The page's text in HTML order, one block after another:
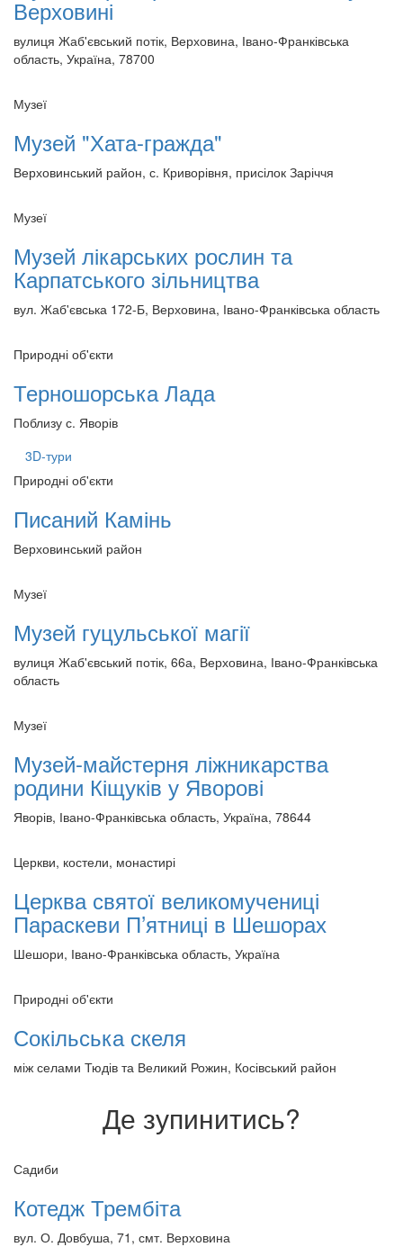
Верховині
вулиця Жаб'євський потік, Верховина, Івано-Франківська
область, Україна, 78700
Музеї
Музей "Хата-гражда"
Верховинський район, с. Криворівня, присілок Заріччя
Музеї
Музей лікарських рослин та
Карпатського зільництва
вул. Жаб'євська 172-Б, Верховина, Івано-Франківська область
Природні об'єкти
Терношорська Лада
Поблизу с. Яворів
3D-тури
Природні об'єкти
Писаний Камінь
Верховинський район
Музеї
Музей гуцульської магії
вулиця Жаб'євський потік, 66а, Верховина, Івано-Франківська
область
Музеї
Музей-майстерня ліжникарства
родини Кіщуків у Яворові
Яворів, Івано-Франківська область, Україна, 78644
Церкви, костели, монастирі
Церква святої великомучениці
Параскеви П’ятниці в Шешорах
Шешори, Івано-Франківська область, Україна
Природні об'єкти
Сокільська скеля
між селами Тюдів та Великий Рожин, Косівський район
Де зупинитись?
Садиби
Котедж Трембіта
вул. О. Довбуша, 71, смт. Верховина